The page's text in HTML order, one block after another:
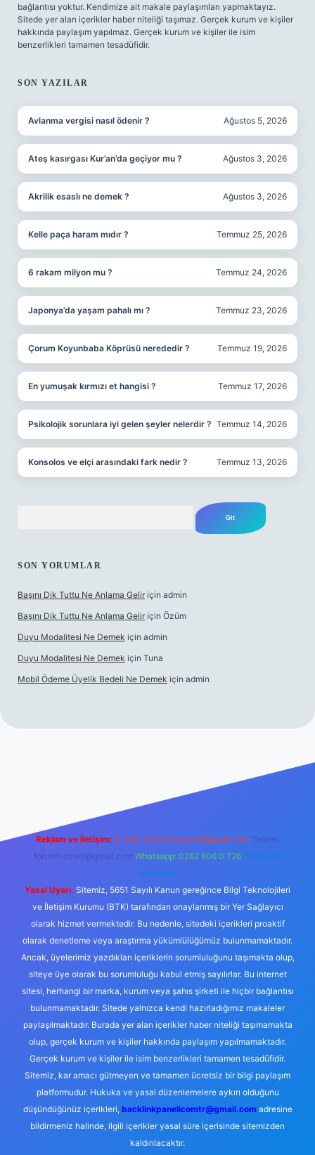
bağlantısı yoktur. Kendimize ait makale paylaşımları yapmaktayız.
Sitede yer alan içerikler haber niteliği taşımaz. Gerçek kurum ve kişiler
hakkında paylaşım yapılmaz. Gerçek kurum ve kişiler ile isim
benzerlikleri tamamen tesadüfidir.
SON YAZILAR
Avlanma vergisi nasıl ödenir ? Ağustos 5, 2026
Ateş kasırgası Kur’an’da geçiyor mu ? Ağustos 3, 2026
Akrilik esaslı ne demek ? Ağustos 3, 2026
Kelle paça haram mıdır ? Temmuz 25, 2026
6 rakam milyon mu ? Temmuz 24, 2026
Japonya’da yaşam pahalı mı ? Temmuz 23, 2026
Çorum Koyunbaba Köprüsü nerededir ? Temmuz 19, 2026
En yumuşak kırmızı et hangisi ? Temmuz 17, 2026
Psikolojik sorunlara iyi gelen şeyler nelerdir ? Temmuz 14, 2026
Konsolos ve elçi arasındaki fark nedir ? Temmuz 13, 2026
SON YORUMLAR
Başını Dik Tuttu Ne Anlama Gelir için admin
Başını Dik Tuttu Ne Anlama Gelir için Özüm
Duyu Modalitesi Ne Demek için admin
Duyu Modalitesi Ne Demek için Tuna
Mobil Ödeme Üyelik Bedeli Ne Demek için admin
Reklam ve İletişim: E-mail: backlinkpaneli@gmail.com Teams:
forumhizmeti@gmail.com Whatsapp: 0262 606 0 726 Telegram:
@karabul
Yasal Uyarı: Sitemiz, 5651 Sayılı Kanun gereğince Bilgi Teknolojileri
ve İletişim Kurumu (BTK) tarafından onaylanmış bir Yer Sağlayıcı
olarak hizmet vermektedir. Bu nedenle, sitedeki içerikleri proaktif
olarak denetleme veya araştırma yükümlülüğümüz bulunmamaktadır.
Ancak, üyelerimiz yazdıkları içeriklerin sorumluluğunu taşımakta olup,
siteye üye olarak bu sorumluluğu kabul etmiş sayılırlar. Bu internet
sitesi, herhangi bir marka, kurum veya şahıs şirketi ile hiçbir bağlantısı
bulunmamaktadır. Sitede yalnızca kendi hazırladığımız makaleler
paylaşılmaktadır. Burada yer alan içerikler haber niteliği taşımamakta
olup, gerçek kurum ve kişiler hakkında paylaşım yapılmamaktadır.
Gerçek kurum ve kişiler ile isim benzerlikleri tamamen tesadüfidir.
Sitemiz, kar amacı gütmeyen ve tamamen ücretsiz bir bilgi paylaşım
platformudur. Hukuka ve yasal düzenlemelere aykırı olduğunu
düşündüğünüz içerikleri, backlinkpanelicomtr@gmail.comadresine
bildirmeniz halinde, ilgili içerikler yasal süre içerisinde sitemizden
kaldırılacaktır.